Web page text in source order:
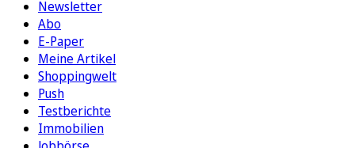
Newsletter
Abo
E-Paper
Meine Artikel
Shoppingwelt
Push
Testberichte
Immobilien